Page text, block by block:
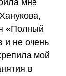
мне
«Полный
и не очень
мой
в